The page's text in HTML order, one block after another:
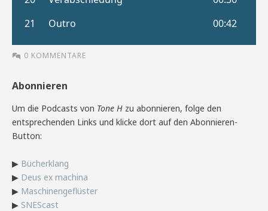
0 KOMMENTARE
Abonnieren
Um die Podcasts von Tone H zu abonnieren, folge den
entsprechenden Links und klicke dort auf den Abonnieren-
Button:
▶ Bücherklang
▶ Deus ex machina
▶ Maschinengeflüster
▶ SNEScast